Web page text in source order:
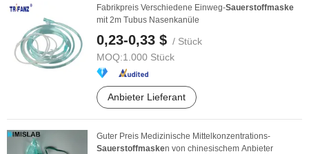
Fabrikpreis Verschiedene Einweg-Sauerstoffmaske
mit 2m Tubus Nasenkanüle
0,23-0,33 $ / Stück
MOQ:1.000 Stück
Anbieter Lieferant
Guter Preis Medizinische Mittelkonzentrations-
Sauerstoffmasken von chinesischem Anbieter